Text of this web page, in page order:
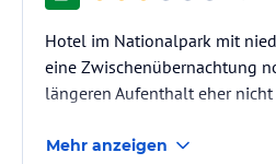
Hotel im Nationalpark mit
eine Zwischenübernachtung
längeren Aufenthalt eher nicht
Mehr anzeigen